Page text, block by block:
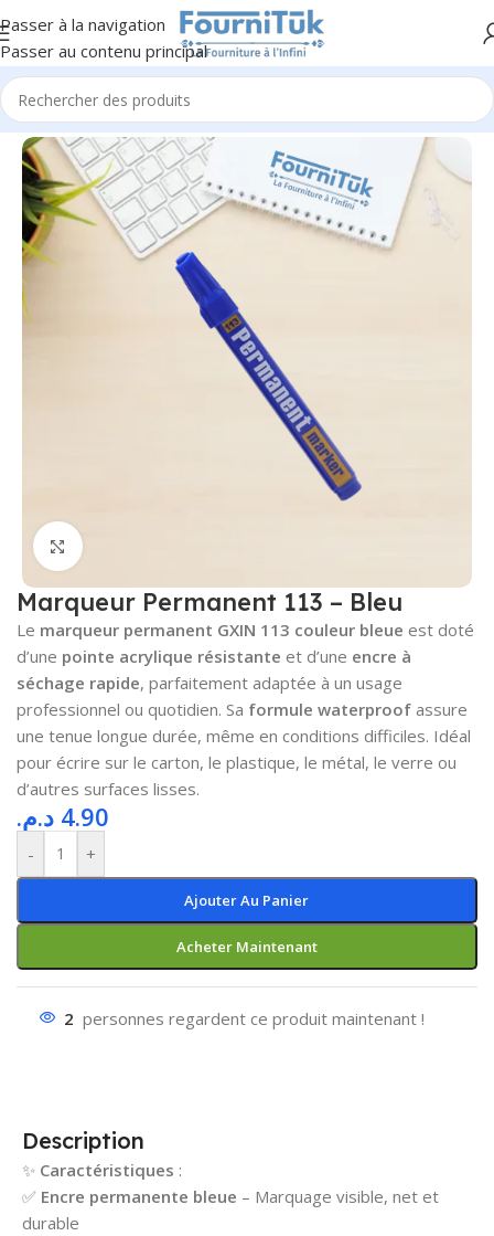
Passer à la navigation
Passer au contenu principal
Accueil/F. Scolaire
Cliquez pour agrandir
Marqueur Permanent 113 – Bleu
Le marqueur permanent GXIN 113 couleur bleue est doté
d’une pointe acrylique résistante et d’une encre à
séchage rapide, parfaitement adaptée à un usage
professionnel ou quotidien. Sa formule waterproof assure
une tenue longue durée, même en conditions difficiles. Idéal
pour écrire sur le carton, le plastique, le métal, le verre ou
d’autres surfaces lisses.
4.90 د.م.
- +
Ajouter Au Panier
Acheter Maintenant
2 personnes regardent ce produit maintenant !
Description
✨ Caractéristiques :
✅ Encre permanente bleue – Marquage visible, net et
durable